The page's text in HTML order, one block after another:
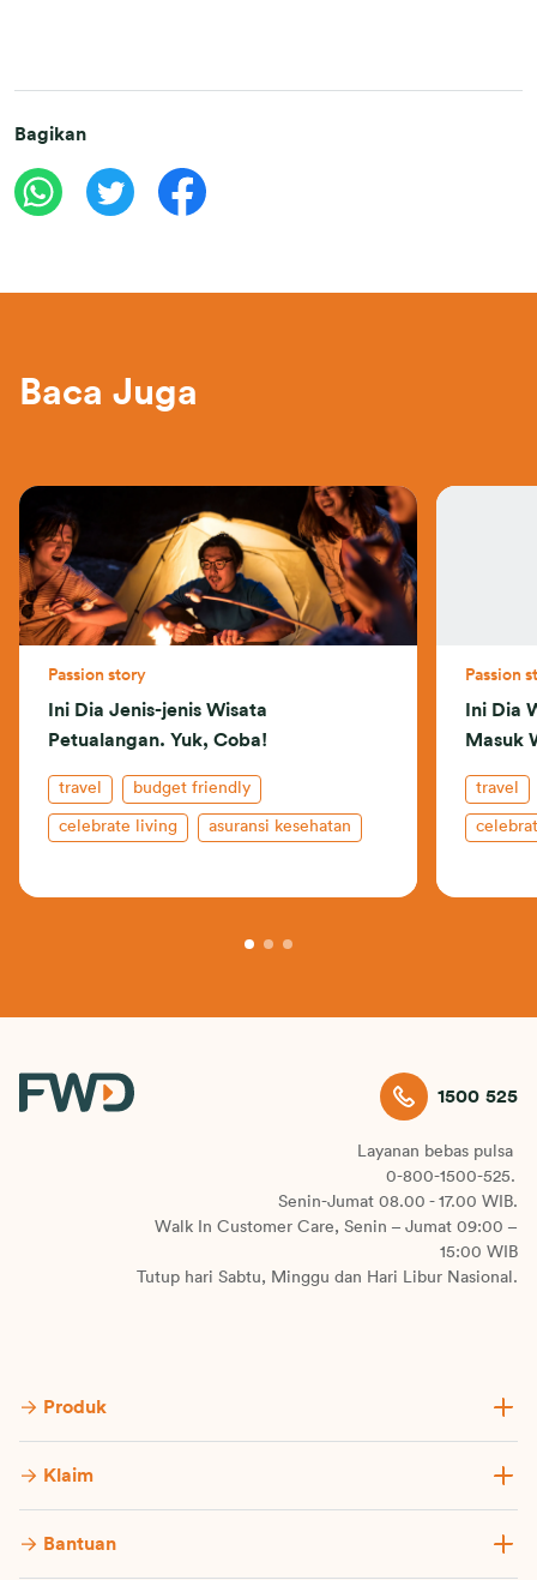
Bagikan
Baca Juga
Passion story
Ini Dia Jenis-jenis Wisata
Petualangan. Yuk, Coba!
travel budget friendly
celebrate living asuransi kesehatan
Passion
Ini Dia
Masuk
travel
1500 525
Layanan bebas pulsa
0-800-1500-525.
Senin-Jumat 08.00 - 17.00 WIB.
Walk In Customer Care, Senin – Jumat 09:00 –
15:00 WIB
Tutup hari Sabtu, Minggu dan Hari Libur Nasional.
Produk
Klaim
Bantuan